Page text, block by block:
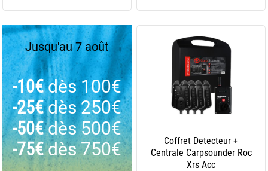
Jusqu'au 7 août
-10€ dès 100€
-25€ dès 250€
-50€ dès 500€
-75€ dès 750€
Coffret Detecteur +
Centrale Carpsounder Roc
Xrs Acc